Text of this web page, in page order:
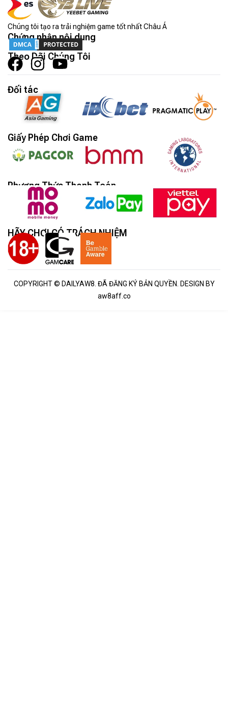
Chúng tôi tạo ra trải nghiệm game tốt nhất Châu Á
Chứng nhận nội dung
Theo Dõi Chúng Tôi
Đối tác
Giấy Phép Chơi Game
Phương Thức Thanh Toán
HÃY CHƠI CÓ TRÁCH NHIỆM
COPYRIGHT © DAILYAW8. ĐÃ ĐĂNG KÝ BẢN QUYỀN. DESIGN BY
aw8aff.co